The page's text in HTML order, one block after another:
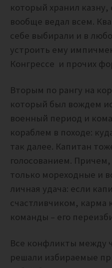
который хранил казну,
вообще ведал всем.
себе выбирали и в
устроить ему
Конгрессе и прочих
Вторым по рангу на
который был вождем
военный период и
кораблем в походе:
так далее. Капитан
голосованием.
только мореходные и
личная удача: если
счастливчиком, карма
команды – его
Все конфликты между
решали избираемые